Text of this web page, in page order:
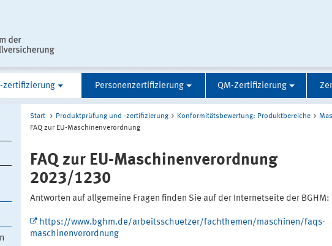
zertifizierung Personenzertifizierung QM-Zertifizierung
Start Produktprüfung und -zertifizierung Konformitätsbewertung: Produktbereiche
FAQ zur EU-Maschinenverordnung
FAQ zur EU-Maschinenverordnung
2023/1230
Antworten auf allgemeine Fragen finden Sie auf der Internetseite der BGHM:
https://www.bghm.de/arbeitsschuetzer/fachthemen/maschinen/faqs-
maschinenverordnung